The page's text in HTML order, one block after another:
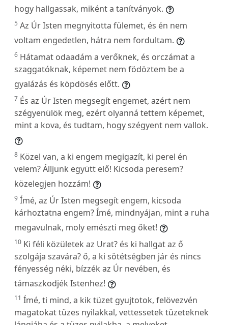
hogy hallgassak, miként a tanítványok.
5 Az Úr Isten megnyitotta fülemet, és én nem
voltam engedetlen, hátra nem fordultam.
6 Hátamat odaadám a verőknek, és orczámat a
szaggatóknak, képemet nem födöztem be a
gyalázás és köpdösés előtt.
7 És az Úr Isten megsegít engemet, azért nem
szégyenülök meg, ezért olyanná tettem képemet,
mint a kova, és tudtam, hogy szégyent nem vallok.
8 Közel van, a ki engem megigazít, ki perel én
velem? Álljunk együtt elő! Kicsoda peresem?
közelegjen hozzám!
9 Ímé, az Úr Isten megsegít engem, kicsoda
kárhoztatna engem? Ímé, mindnyájan, mint a ruha
megavulnak, moly emészti meg őket!
10 Ki féli közületek az Urat? és ki hallgat az ő
szolgája szavára? ő, a ki sötétségben jár és nincs
fényesség néki, bízzék az Úr nevében, és
támaszkodjék Istenhez!
11 Ímé, ti mind, a kik tüzet gyujtotok, felövezvén
magatokat tüzes nyilakkal, vettessetek tüzeteknek